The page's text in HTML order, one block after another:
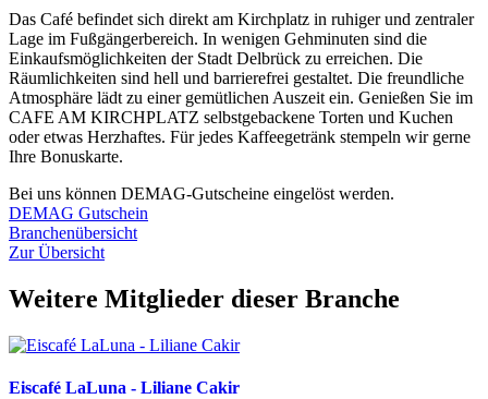
Das Café befindet sich direkt am Kirchplatz in ruhiger und zentraler
Lage im Fußgängerbereich. In wenigen Gehminuten sind die
Einkaufsmöglichkeiten der Stadt Delbrück zu erreichen. Die
Räumlichkeiten sind hell und barrierefrei gestaltet. Die freundliche
Atmosphäre lädt zu einer gemütlichen Auszeit ein. Genießen Sie im
CAFE AM KIRCHPLATZ selbstgebackene Torten und Kuchen
oder etwas Herzhaftes. Für jedes Kaffeegetränk stempeln wir gerne
Ihre Bonuskarte.
Bei uns können DEMAG-Gutscheine eingelöst werden.
DEMAG Gutschein
Branchenübersicht
Zur Übersicht
Weitere Mitglieder dieser Branche
Eiscafé LaLuna - Liliane Cakir